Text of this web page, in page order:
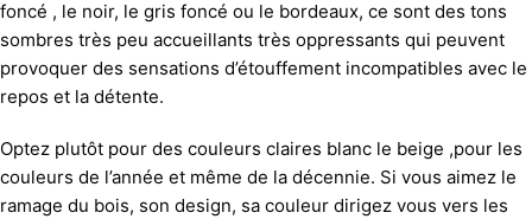
foncé , le noir, le gris foncé ou le bordeaux, ce sont des tons
sombres très peu accueillants très oppressants qui peuvent
provoquer des sensations d’étouffement incompatibles avec le
repos et la détente.
Optez plutôt pour des couleurs claires blanc le beige ,pour les
couleurs de l’année et même de la décennie. Si vous aimez le
ramage du bois, son design, sa couleur dirigez vous vers les